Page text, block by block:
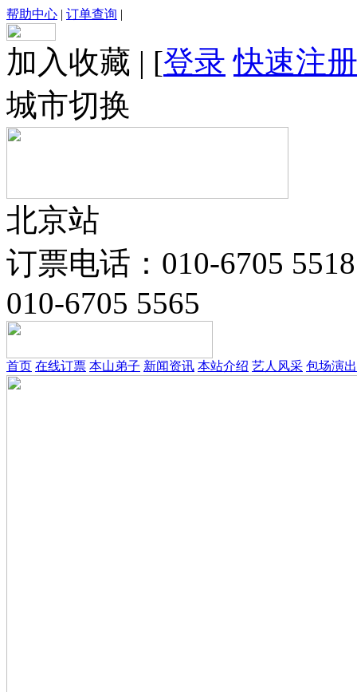
帮助中心 | 订单查询 |
加入收藏 | [登录 快速注册
城市切换
北京站
订票电话：010-6705 5518
010-6705 5565
首页 在线订票 本山弟子 新闻资讯 本站介绍 艺人风采 包场演